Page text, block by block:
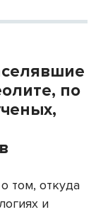
по
том, откуда
и